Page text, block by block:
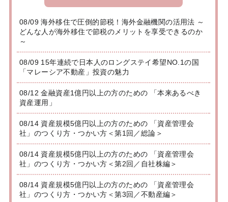
08/09 海外移住で圧倒的節税！海外金融機関の活用法 ～
どんな人が海外移住で節税のメリットを享受できるのか
～
08/09 15年連続で日本人のロングステイ希望NO.1の国
「マレーシア不動産」投資の魅力
08/12 金融資産1億円以上の方のための 「本来あるべき
資産運用」
08/14 資産規模5億円以上の方のための 「資産管理会
社」のつくり方・つかい方＜第1回／総論＞
08/14 資産規模5億円以上の方のための 「資産管理会
社」のつくり方・つかい方＜第2回／自社株編＞
08/14 資産規模5億円以上の方のための 「資産管理会
社」のつくり方・つかい方＜第3回／不動産編＞